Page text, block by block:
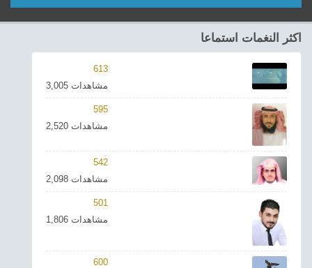
مؤديين
شعر
اناشيد
ادعية
احدث الفيديوهات
ترفيهي
Asian
اكثر النغمات استماعا
613
3,005 مشاهدات
595
2,520 مشاهدات
542
2,098 مشاهدات
501
1,806 مشاهدات
600